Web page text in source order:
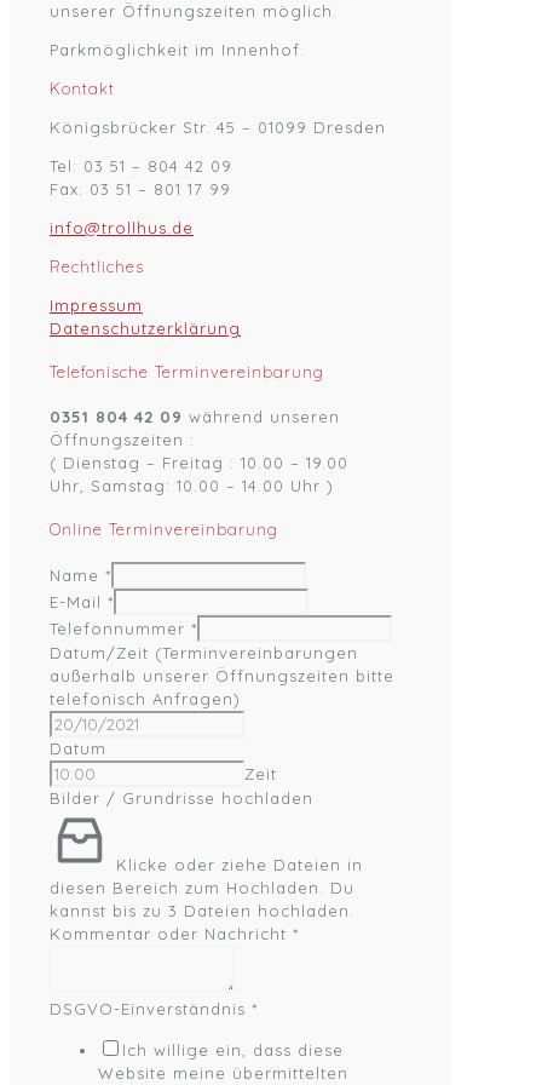
unserer Öffnungszeiten möglich.
Parkmöglichkeit im Innenhof.
Kontakt
Königsbrücker Str. 45 – 01099 Dresden
Tel: 03 51 – 804 42 09
Fax: 03 51 – 801 17 99
info@trollhus.de
Rechtliches
Impressum
Datenschutzerklärung
Telefonische Terminvereinbarung
0351 804 42 09 während unseren
Öffnungszeiten :
( Dienstag – Freitag : 10.00 – 19.00
Uhr, Samstag: 10.00 – 14.00 Uhr )
Online Terminvereinbarung
Name *
E-Mail *
Telefonnummer *
Datum/Zeit (Terminvereinbarungen
außerhalb unserer Öffnungszeiten bitte
telefonisch Anfragen)
Datum
Zeit
Bilder / Grundrisse hochladen
Klicke oder ziehe Dateien in
diesen Bereich zum Hochladen.
Du
kannst bis zu 3 Dateien hochladen.
Kommentar oder Nachricht *
DSGVO-Einverständnis *
Ich willige ein, dass diese
Website meine übermittelten